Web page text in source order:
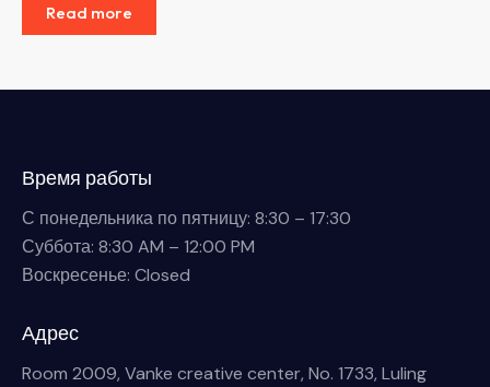
Read more
Время работы
С понедельника по пятницу: 8:30 – 17:30
Суббота: 8:30 AM – 12:00 PM
Воскресенье: Closed
Адрес
Room 2009, Vanke creative center, No. 1733, Luling